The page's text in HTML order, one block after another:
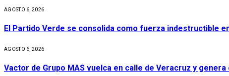
AGOSTO 6, 2026
El Partido Verde se consolida como fuerza indestructible
AGOSTO 6, 2026
Vactor de Grupo MAS vuelca en calle de Veracruz y genera